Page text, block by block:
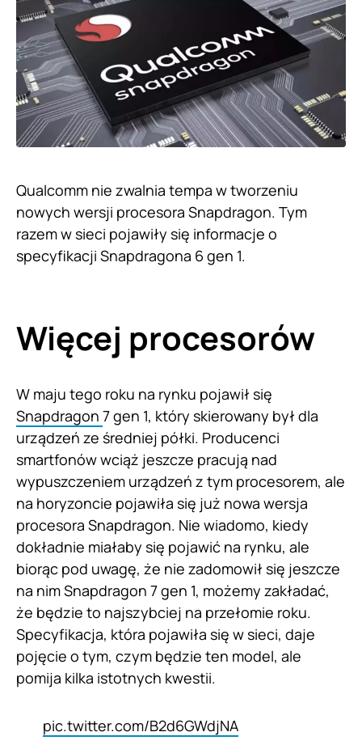
Qualcomm nie zwalnia tempa w tworzeniu
nowych wersji procesora Snapdragon. Tym
razem w sieci pojawiły się informacje o
specyfikacji Snapdragona 6 gen 1.
Więcej procesorów
W maju tego roku na rynku pojawił się
Snapdragon 7 gen 1, który skierowany był dla
urządzeń ze średniej półki. Producenci
smartfonów wciąż jeszcze pracują nad
wypuszczeniem urządzeń z tym procesorem, ale
na horyzoncie pojawiła się już nowa wersja
procesora Snapdragon. Nie wiadomo, kiedy
dokładnie miałaby się pojawić na rynku, ale
biorąc pod uwagę, że nie zadomowił się jeszcze
na nim Snapdragon 7 gen 1, możemy zakładać,
że będzie to najszybciej na przełomie roku.
Specyfikacja, która pojawiła się w sieci, daje
pojęcie o tym, czym będzie ten model, ale
pomija kilka istotnych kwestii.
pic.twitter.com/B2d6GWdjNA